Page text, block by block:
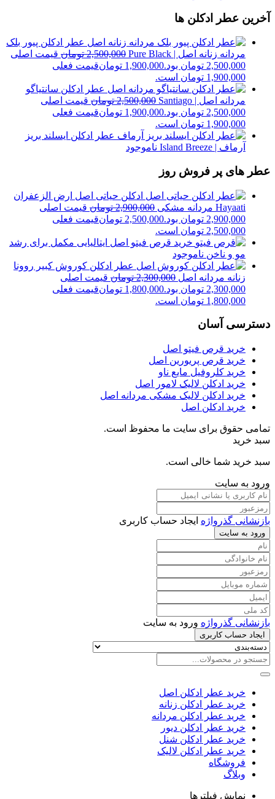
آخرین عطر ادکلن ها
عطر ادکلن پیور بلک
مردانه زنانه اصل | Pure Black
2,500,000 تومان قیمت اصلی
2,500,000 تومان بود.
1,900,000 تومانقیمت فعلی
1,900,000 تومان است.
عطر ادکلن سانتیاگو
مردانه اصل | Santiago
2,500,000 تومان قیمت اصلی
2,500,000 تومان بود.
1,900,000 تومانقیمت فعلی
1,900,000 تومان است.
عطر ادکلن ایسلند بریز
آرماف | Island Breeze
ناموجود
عطر های پر فروش روز
ادکلن حیاتی اصل ارض الزعفران
Hayaati مردانه مشکی
2,900,000 تومان قیمت اصلی
2,900,000 تومان بود.
2,500,000 تومانقیمت فعلی
2,500,000 تومان است.
خرید قرص فیتو اصل ایتالیایی مکمل برای رشد
مو و ناخن ناموجود
عطر ادکلن کوروش کبیر روونا
زنانه مردانه اصل 2,300,000 تومان قیمت اصلی
2,300,000 تومان بود.
1,800,000 تومانقیمت فعلی
1,800,000 تومان است.
دسترسی آسان
خرید قرص فیتو اصل
خرید قرص پریورین اصل
خرید کلروفیل مایع ناو
خرید ادکلن لالیک لامور اصل
خرید ادکلن لالیک مشکی مردانه اصل
خرید ادکلن اصل
تمامی حقوق برای سایت ما محفوظ است.
سبد خرید
سبد خرید شما خالی است.
ورود به سایت
بازنشانی گذرواژه ایجاد حساب کاربری
ورود به سایت
بازنشانی گذرواژه ورود به سایت
ایجاد حساب کاربری
خرید عطر ادکلن اصل
خرید عطر ادکلن زنانه
خرید عطر ادکلن مردانه
خرید عطر ادکلن دیور
خرید عطر ادکلن شنل
خرید عطر ادکلن لالیک
فروشگاه
وبلاگ
نمایش فیلترها